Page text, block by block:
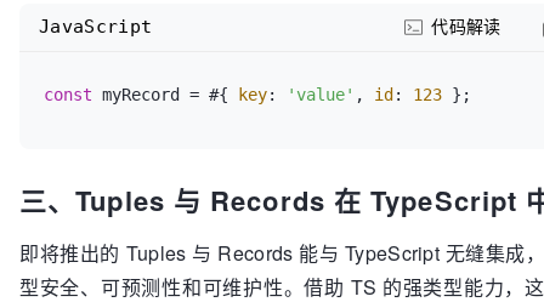
const myRecord = #{ key: 'value' , id : 123
JavaScript 代码解读
三、Tuples 与 Records 在 TypeScript
即将推出的 Tuples 与 Records 能与 TypeScript 无缝集成
型安全、可预测性和可维护性。借助 TS 的强类型能力，